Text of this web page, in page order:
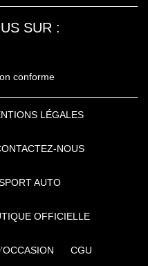
SUR :
conforme
LÉGALES
NOUS
AUTO
OFFICIELLE
CGU